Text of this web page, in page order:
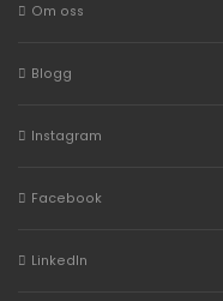
Om oss
Blogg
Instagram
Facebook
LinkedIn